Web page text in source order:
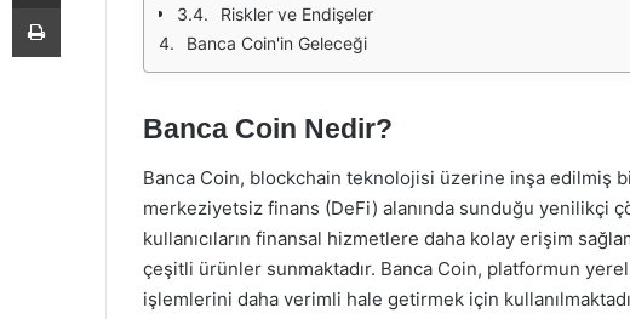
Riskler ve Endişeler
Banca Coin'in Geleceği
Banca Coin Nedir?
Banca Coin, blockchain teknolojisi üzerine inşa edilmiş
merkeziyetsiz finans (DeFi) alanında sunduğu yenilikçi
kullanıcıların finansal hizmetlere daha kolay erişim
çeşitli ürünler sunmaktadır. Banca Coin, platformun yerel
işlemlerini daha verimli hale getirmek için